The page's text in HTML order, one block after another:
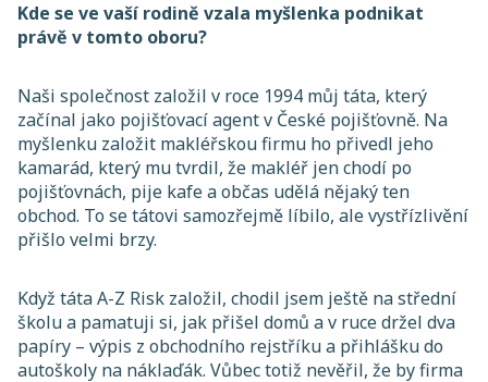
Kde se ve vaší rodině vzala myšlenka podnikat
právě v tomto oboru?
Naši společnost založil v roce 1994 můj táta, který
začínal jako pojišťovací agent v České pojišťovně. Na
myšlenku založit makléřskou firmu ho přivedl jeho
kamarád, který mu tvrdil, že makléř jen chodí po
pojišťovnách, pije kafe a občas udělá nějaký ten
obchod. To se tátovi samozřejmě líbilo, ale vystřízlivění
přišlo velmi brzy.
Když táta A-Z Risk založil, chodil jsem ještě na střední
školu a pamatuji si, jak přišel domů a v ruce držel dva
papíry – výpis z obchodního rejstříku a přihlášku do
autoškoly na náklaďák. Vůbec totiž nevěřil, že by firma